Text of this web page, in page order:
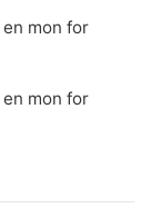
mon for
mon for